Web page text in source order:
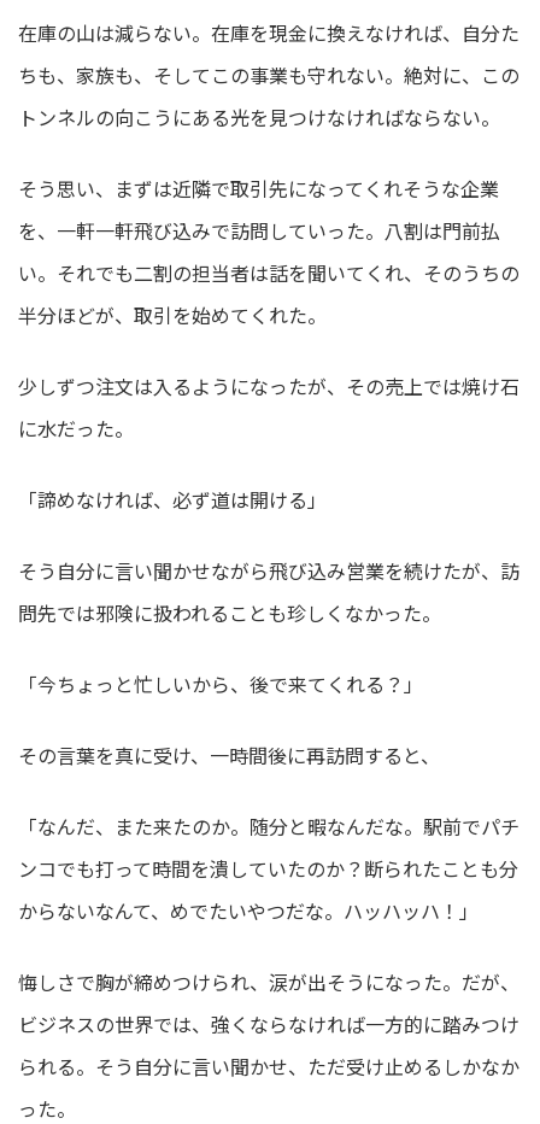
在庫の山は減らない。在庫を現金に換えなければ、自分た
ちも、家族も、そしてこの事業も守れない。絶対に、この
トンネルの向こうにある光を見つけなければならない。
そう思い、まずは近隣で取引先になってくれそうな企業
を、一軒一軒飛び込みで訪問していった。八割は門前払
い。それでも二割の担当者は話を聞いてくれ、そのうちの
半分ほどが、取引を始めてくれた。
少しずつ注文は入るようになったが、その売上では焼け石
に水だった。
「諦めなければ、必ず道は開ける」
そう自分に言い聞かせながら飛び込み営業を続けたが、訪
問先では邪険に扱われることも珍しくなかった。
「今ちょっと忙しいから、後で来てくれる？」
その言葉を真に受け、一時間後に再訪問すると、
「なんだ、また来たのか。随分と暇なんだな。駅前でパチ
ンコでも打って時間を潰していたのか？断られたことも分
からないなんて、めでたいやつだな。ハッハッハ！」
悔しさで胸が締めつけられ、涙が出そうになった。だが、
ビジネスの世界では、強くならなければ一方的に踏みつけ
られる。そう自分に言い聞かせ、ただ受け止めるしかなか
った。